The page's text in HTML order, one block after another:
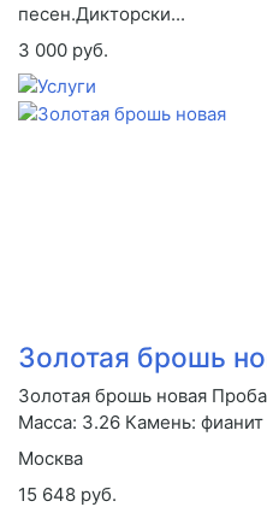
песен.Дикторски...
3 000 руб.
Золотая брошь
Золотая брошь новая
Масса: 3.26 Камень: фианит
Москва
15 648 руб.